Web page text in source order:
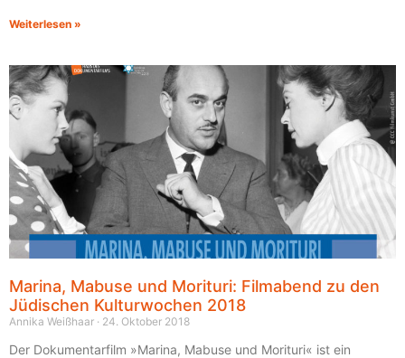
Weiterlesen »
Marina, Mabuse und Morituri: Filmabend zu den
Jüdischen Kulturwochen 2018
Annika Weißhaar 24. Oktober 2018
Der Dokumentarfilm »Marina, Mabuse und Morituri« ist ein